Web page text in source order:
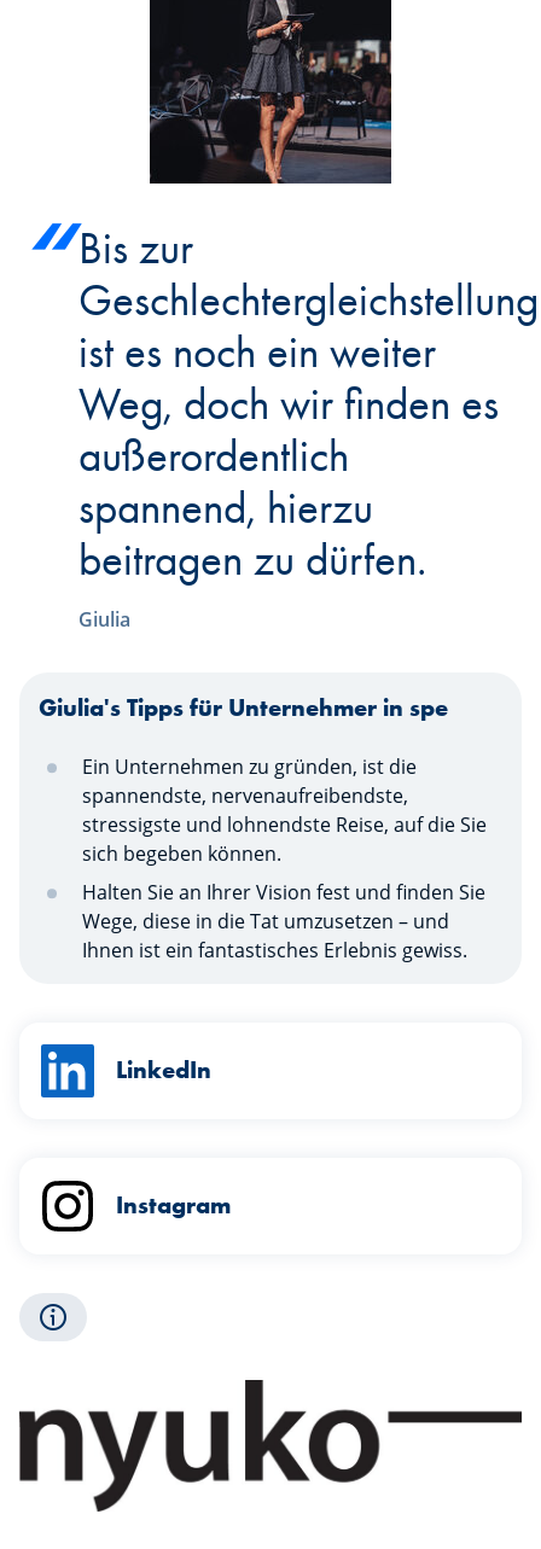
Bis zur
Geschlechtergleichstellung
ist es noch ein weiter
Weg, doch wir finden es
außerordentlich
spannend, hierzu
beitragen zu dürfen.
Giulia
Giulia's Tipps für Unternehmer in spe
Ein Unternehmen zu gründen, ist die
spannendste, nervenaufreibendste,
stressigste und lohnendste Reise, auf die Sie
sich begeben können.
Halten Sie an Ihrer Vision fest und finden Sie
Wege, diese in die Tat umzusetzen – und
Ihnen ist ein fantastisches Erlebnis gewiss.
LinkedIn
Instagram